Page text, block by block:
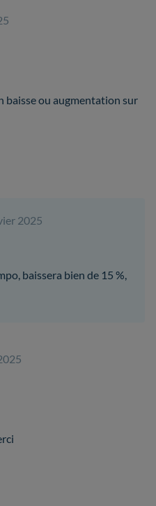
baisse ou augmentation sur
2025
baissera bien de 15 %,